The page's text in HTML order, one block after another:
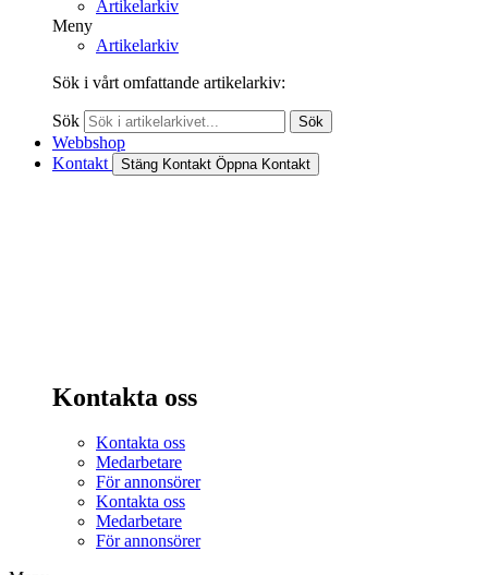
Artikelarkiv
Meny
Artikelarkiv
Sök i vårt omfattande artikelarkiv:
Sök Sök
Webbshop
Kontakt
Stäng Kontakt Öppna Kontakt
Kontakta oss
Kontakta oss
Medarbetare
För annonsörer
Kontakta oss
Medarbetare
För annonsörer